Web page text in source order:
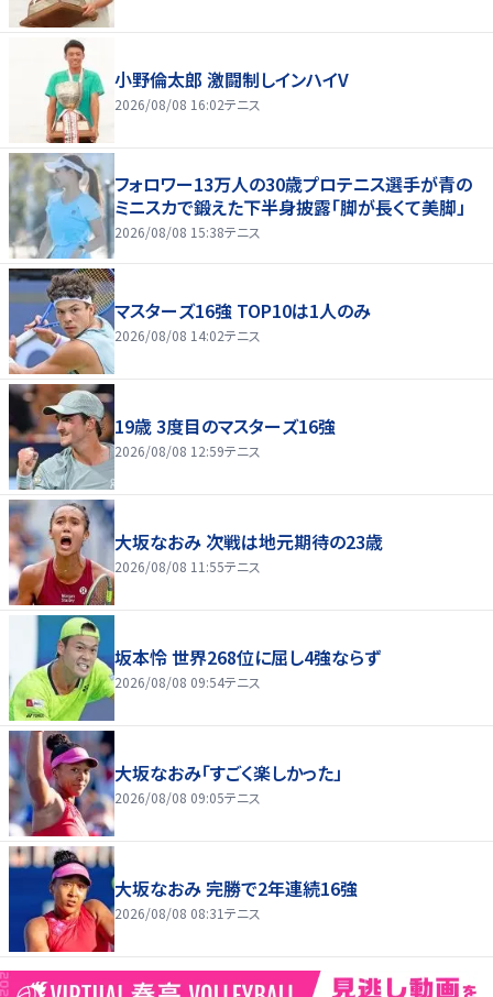
小野倫太郎 激闘制しインハイV
2026/08/08 16:02テニス
フォロワー13万人の30歳プロテニス選手が青の
ミニスカで鍛えた下半身披露「脚が長くて美脚」
2026/08/08 15:38テニス
マスターズ16強 TOP10は1人のみ
2026/08/08 14:02テニス
19歳 3度目のマスターズ16強
2026/08/08 12:59テニス
大坂なおみ 次戦は地元期待の23歳
2026/08/08 11:55テニス
坂本怜 世界268位に屈し4強ならず
2026/08/08 09:54テニス
大坂なおみ「すごく楽しかった」
2026/08/08 09:05テニス
大坂なおみ 完勝で2年連続16強
2026/08/08 08:31テニス